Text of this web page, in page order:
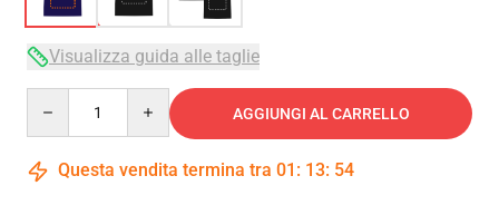
Visualizza guida alle taglie
AGGIUNGI AL CARRELLO
Questa vendita termina tra 01 : 13: 53